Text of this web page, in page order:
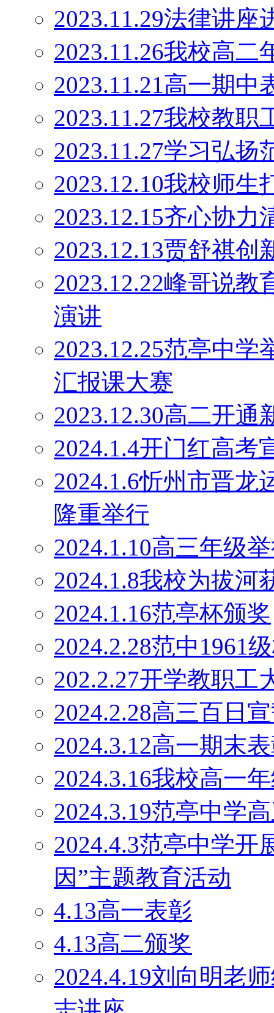
2023.11.29法律讲座
2023.11.26我校高
2023.11.21高一期中
2023.11.27我校教
2023.11.27学习弘
2023.12.10我校师生
2023.12.15齐心协力
2023.12.13贾舒祺创
2023.12.22峰哥说
演讲
2023.12.25范亭中学
汇报课大赛
2023.12.30高二开通
2024.1.4开门红高考
2024.1.6忻州市晋龙
隆重举行
2024.1.10高三年级
2024.1.8我校为拔河
2024.1.16范亭杯颁奖
2024.2.28范中1961
202.2.27开学教职工
2024.2.28高三百日
2024.3.12高一期末
2024.3.16我校高一
2024.3.19范亭中学
2024.4.3范亭中学开
因”主题教育活动
4.13高一表彰
4.13高二颁奖
2024.4.19刘向明老